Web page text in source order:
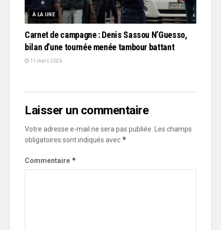
À LA UNE
Carnet de campagne : Denis Sassou N’Guesso,
bilan d’une tournée menée tambour battant
11 mars 2026
Laisser un commentaire
Votre adresse e-mail ne sera pas publiée. Les champs
obligatoires sont indiqués avec *
Commentaire *